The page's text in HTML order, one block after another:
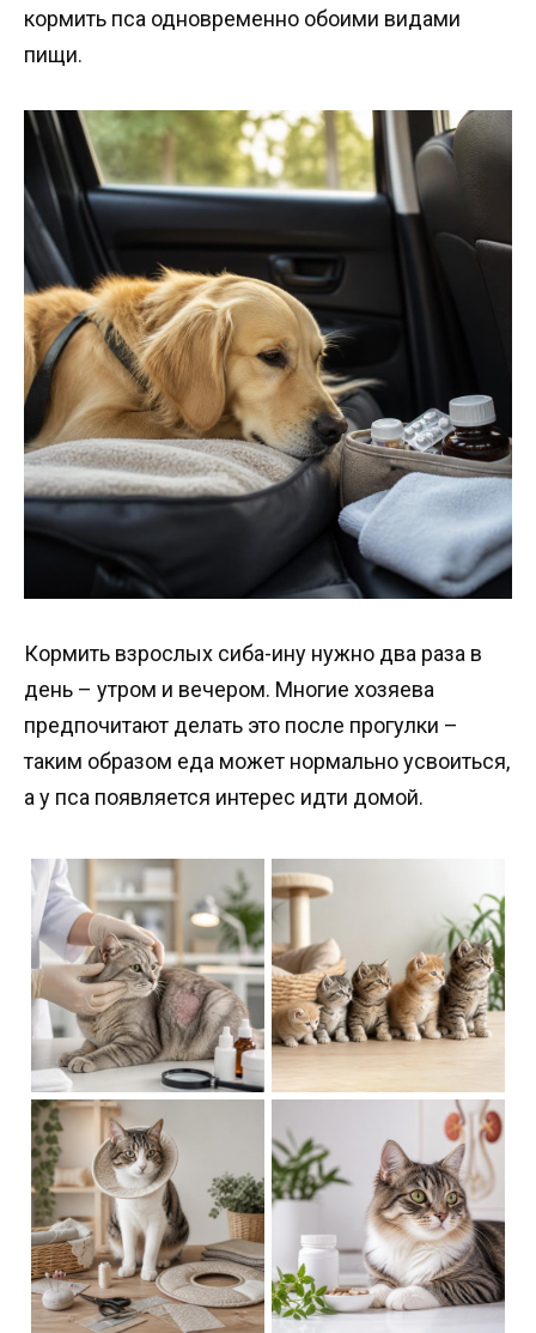
кормить пса одновременно обоими видами
пищи.
Кормить взрослых сиба-ину нужно два раза в
день – утром и вечером. Многие хозяева
предпочитают делать это после прогулки –
таким образом еда может нормально усвоиться,
а у пса появляется интерес идти домой.